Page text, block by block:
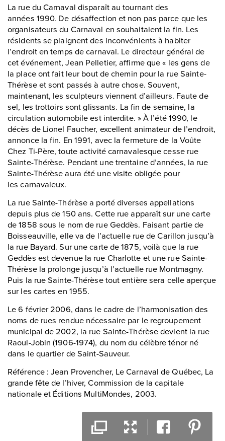
La rue du Carnaval disparaît au tournant des
années 1990. De désaffection et non pas parce que les
organisateurs du Carnaval en souhaitaient la fin. Les
résidents se plaignent des inconvénients à habiter
l’endroit en temps de carnaval. Le directeur général de
cet événement, Jean Pelletier, affirme que « les gens de
la place ont fait leur bout de chemin pour la rue Sainte-
Thérèse et sont passés à autre chose. Souvent,
maintenant, les sculpteurs viennent d’ailleurs. Faute de
sel, les trottoirs sont glissants. La fin de semaine, la
circulation automobile est interdite. » À l’été 1990, le
décès de Lionel Faucher, excellent animateur de l’endroit,
annonce la fin. En 1991, avec la fermeture de la Voûte
Chez Ti-Père, toute activité carnavalesque cesse rue
Sainte-Thérèse. Pendant une trentaine d’années, la rue
Sainte-Thérèse aura été une visite obligée pour
les carnavaleux.
La rue Sainte-Thérèse a porté diverses appellations
depuis plus de 150 ans. Cette rue apparaît sur une carte
de 1858 sous le nom de rue Geddès. Faisant partie de
Boisseauville, elle va de l’actuelle rue de Carillon jusqu’à
la rue Bayard. Sur une carte de 1875, voilà que la rue
Geddès est devenue la rue Charlotte et une rue Sainte-
Thérèse la prolonge jusqu’à l’actuelle rue Montmagny.
Puis la rue Sainte-Thérèse tout entière sera celle aperçue
sur les cartes en 1955.
Le 6 février 2006, dans le cadre de l’harmonisation des
noms de rues rendue nécessaire par le regroupement
municipal de 2002, la rue Sainte-Thérèse devient la rue
Raoul-Jobin (1906-1974), du nom du célèbre ténor né
dans le quartier de Saint-Sauveur.
Référence : Jean Provencher, Le Carnaval de Québec, La
grande fête de l’hiver, Commission de la capitale
nationale et Éditions MultiMondes, 2003.